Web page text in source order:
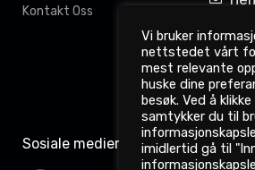
Kontakt Oss
11,
Sosiale medier
Vi bruker
nettstedet vårt
mest relevante
huske dine
besøk. Ved å
samtykker du til
imidlertid gå til